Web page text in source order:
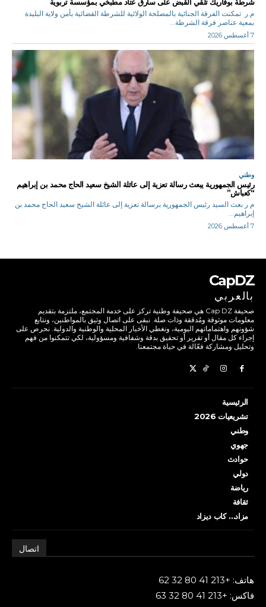
شرطة بوفاريك تلقي القبض على سارق عتاد مطبخي بمؤسسة تربوية
م.ر تمكنت الفرقة الجنائية بالمصلحة الولائية للشرطة القضائية بأمن ولاية البليدة
بمعية عناصر فرقة الشرطة...
7 أغسطس 2026
وطني
رئيس الجمهورية يبعث رسالة تعزية إلى عائلة الشيخ سعيد الحاج محمد بن إبراهيم
“كعباش”
م.ر بعث السيد رئيس الجمهورية برسالة تعزية إلى عائلة الشيخ سعيد الحاج محمد بن
إبراهيم...
7 أغسطس 2026
CapDZ
بالعربي
صحيفة Cap DZ هي صحيفة وطنية تركز على خدمة المجتمع، ملتزمة بتقديم
معلومات موثوقة ومُدققة وذات صلة. نبقى على اتصال وثيق بالمواطنين، ونتابع
شؤونهم واهتماماتهم اليومية، ونغطي الأخبار المحلية والوطنية والدولية. نحرص على
إجراء كل مقال أو تقرير أو تحقيق بدقة وشفافية ومسؤولية، لكي تتمكنوا من فهم
وتحليل ومشاركة فعّالة في حياة مجتمعنا.
الرئيسية
تشريعيات 2026
وطني
جهوي
حوادث
دولي
رياضة
ثقافة
مزاد… كاب ديزاد
اتصال
هاتف: +213 41 80 32 62
فاكس: +213 41 80 32 63